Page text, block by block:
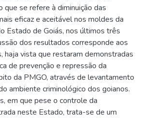
que se refere à diminuição das
eficaz e aceitável nos moldes da
Estado de Goiás, nos últimos três
dos resultados corresponde aos
vista que restaram demonstradas
de prevenção e repressão da
da PMGO, através de levantamento
ambiente criminológico dos goianos.
em que pese o controle da
neste Estado, trata-se de um